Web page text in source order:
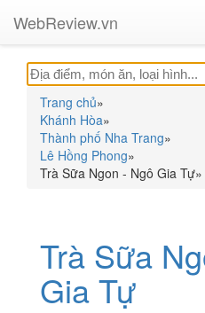
WebReview.vn
Trang chủ»
Khánh Hòa»
Thành phố Nha Trang»
Lê Hồng Phong»
Trà Sữa Ngon - Ngô Gia Tự»
Trà Sữa
Gia Tự